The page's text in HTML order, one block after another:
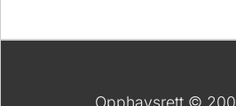
Opphavsrett ©